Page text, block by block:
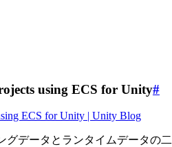
using ECS for Unity#
ECS for Unity | Unity Blog
グデータとランタイムデータの二